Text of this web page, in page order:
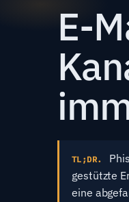
E-
TL;DR.
gestützte
eine